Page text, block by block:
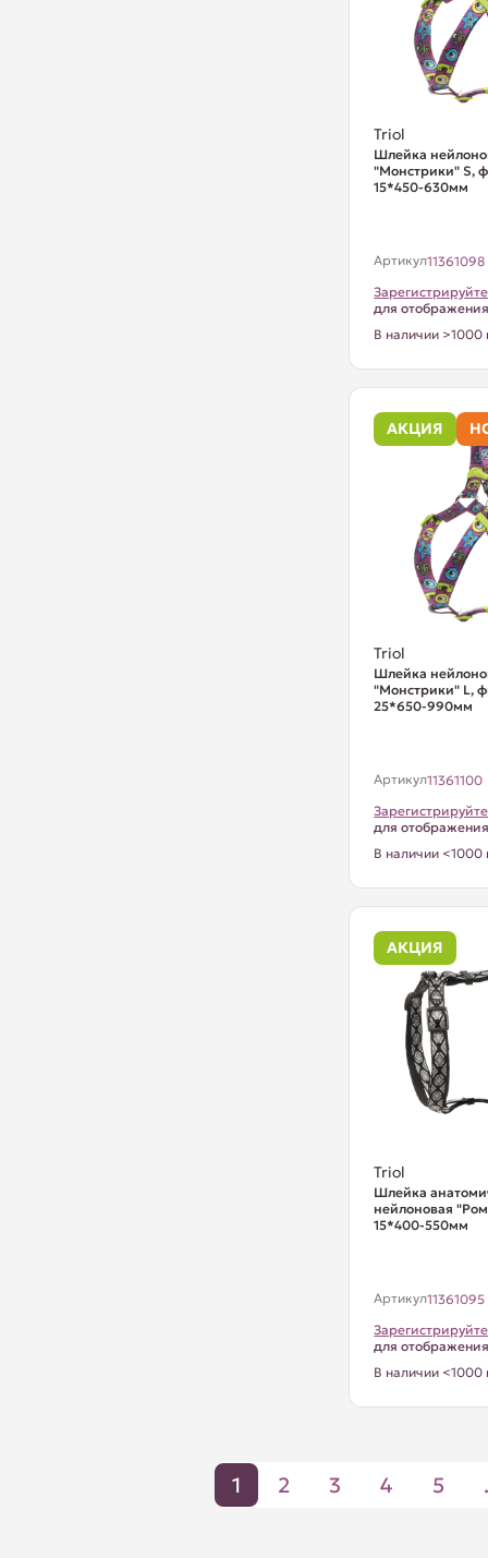
Triol
Шлейка
"Монстрики" S,
15*450-630мм
Артикул11361098
для
В наличии >1000
АКЦИЯ
Triol
Шлейка
"Монстрики" L,
25*650-990мм
Артикул11361100
для
В наличии <1000
АКЦИЯ
Triol
Шлейка
нейлоновая
15*400-550мм
Артикул11361095
для
В наличии <1000
1 2 3 4 5